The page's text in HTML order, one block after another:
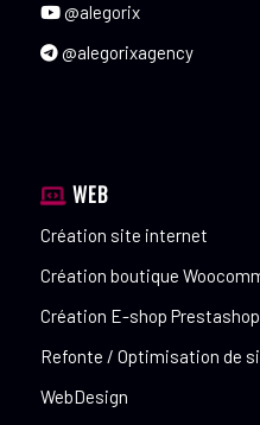
@alegorix
@alegorixagency
WEB
Création site internet
Création boutique
Création E-shop Prestashop
Refonte / Optimisation de
WebDesign